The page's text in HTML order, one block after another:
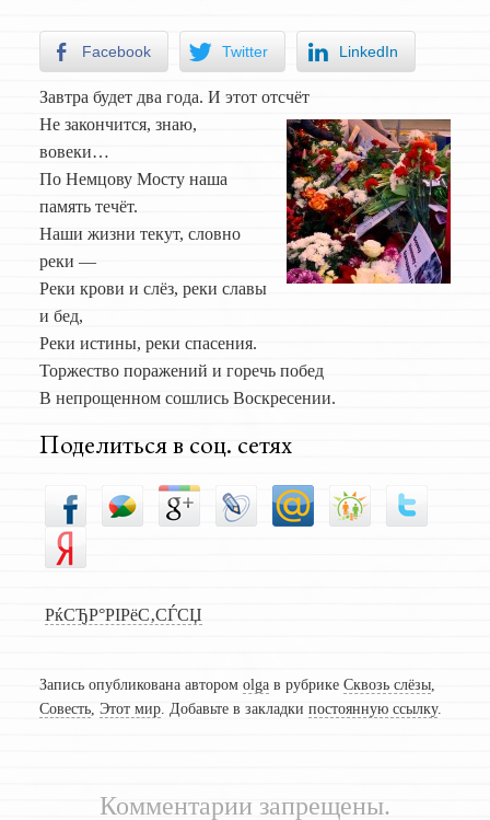
Facebook Twitter LinkedIn
Завтра будет два года. И этот отсчёт
Не закончится, знаю,
вовеки…
По Немцову Мосту наша
память течёт.
Наши жизни текут, словно
реки —
Реки крови и слёз, реки славы
и бед,
Реки истины, реки спасения.
Торжество поражений и горечь побед
В непрощенном сошлись Воскресении.
Поделиться в соц. сетях
РќСЂР°РІРёС‚СЃСЏ
Запись опубликована автором olgaв рубрике Сквозь слёзы,
Совесть, Этот мир. Добавьте в закладки постоянную ссылку.
Комментарии запрещены.